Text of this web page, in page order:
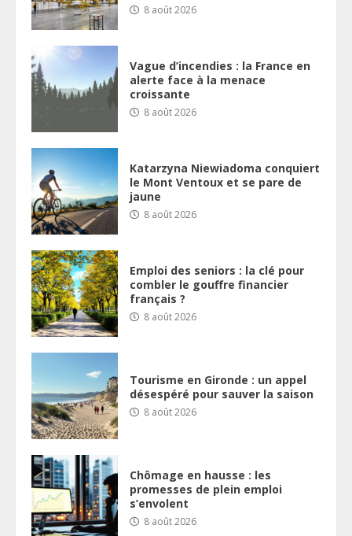
8 août 2026
Vague d’incendies : la France en
alerte face à la menace
croissante
8 août 2026
Katarzyna Niewiadoma conquiert
le Mont Ventoux et se pare de
jaune
8 août 2026
Emploi des seniors : la clé pour
combler le gouffre financier
français ?
8 août 2026
Tourisme en Gironde : un appel
désespéré pour sauver la saison
8 août 2026
Chômage en hausse : les
promesses de plein emploi
s’envolent
8 août 2026